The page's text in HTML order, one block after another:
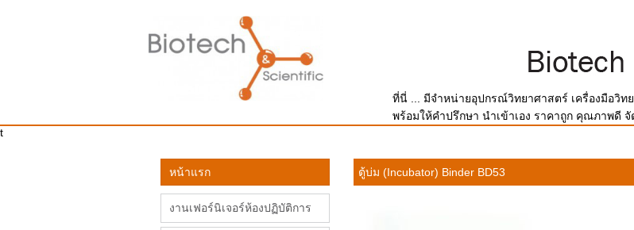
ที่นี่ ... มีจำหน่ายอุปกรณ์วิทยาศาสตร์ เครื่องมือวิท
พร้อมให้คำปรึกษา นำเข้าเอง ราคาถูก คุณภาพดี จั
t
หน้าแรก
งานเฟอร์นิเจอร์ห้องปฏิบัติการ
ตู้บ่ม (Incubator) Binder BD53